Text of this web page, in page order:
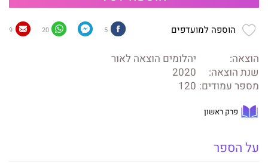
הוספה למועדפים 5
20
9
הוצאה:
יהלומים הוצאה לאור
שנת הוצאה:
2020
מספר עמודים: 120
פרק ראשון
על הספר